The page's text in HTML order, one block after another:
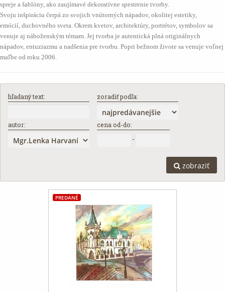
spreje a šablóny, ako zaujímavé dekoratívne spestrenie tvorby.
Svoju inšpiráciu čerpá zo svojich vnútorných nápadov, okolitej estetiky,
emócií, duchovného sveta. Okrem kvetov, architektúry, portrétov, symbolov sa
venuje aj náboženským témam. Jej tvorba je autentická plná originálnych
nápadov, entuziazmu a nadšenia pre tvorbu. Popri bežnom živote sa venuje voľnej
maľbe od roku 2006.
hľadaný text: zoradiť podľa:
autor: cena od-do:
-
zobraziť
PREDANÉ